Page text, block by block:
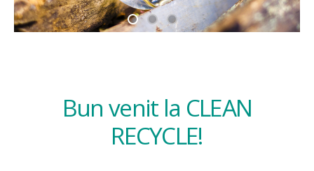
Bun venit la CLEAN
RECYCLE!